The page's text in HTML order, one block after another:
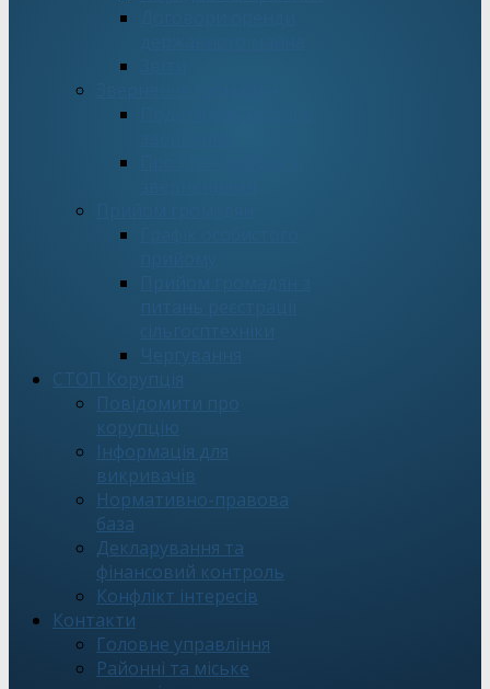
СТОП Корупція
Повідомити про
корупцію
Інформація для
викривачів
Нормативно-правова
база
Декларування та
фінансовий контроль
Конфлікт інтересів
Контакти
Головне управління
Районні та міське